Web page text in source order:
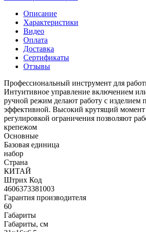
Описание
Характеристики
Видео
Оплата
Доставка
Сертификаты
Отзывы
Профессиональный инструмент для
Интуитивное управление включением
ручной режим делают работу с изделием
эффективной. Высокий крутящий момент
регулировкой ограничения позволяют
крепежом
Основные
Базовая единица
набор
Страна
КИТАЙ
Штрих Код
4606373381003
Гарантия производителя
60
Габариты
Габариты, см